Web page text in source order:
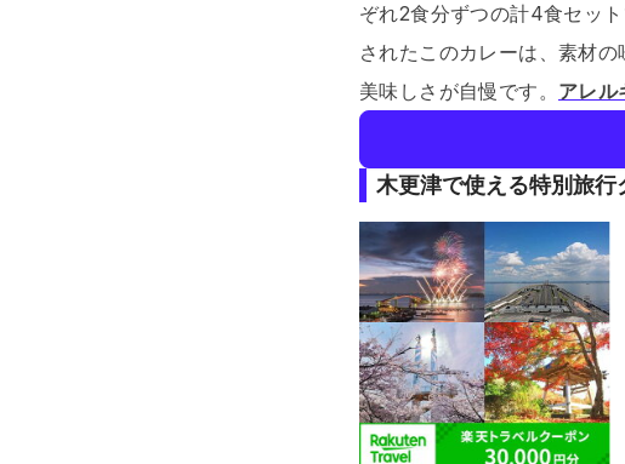
ぞれ2食分ずつの計4食セッ
されたこのカレーは、素材
美味しさが自慢です。 アレル
木更津で使える特別旅行